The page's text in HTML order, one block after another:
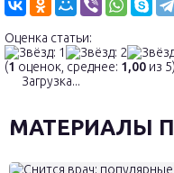
Оценка статьи:
(1 оценок, среднее: 1,00 из 5)
Загрузка...
МАТЕРИАЛЫ